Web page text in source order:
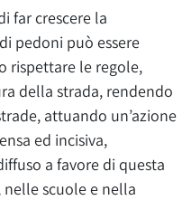
far crescere la
pedoni può essere
rispettare le regole,
della strada, rendendo
attuando un’azione
ed incisiva,
a favore di questa
scuole e nella